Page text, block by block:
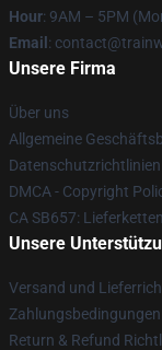
Hour: 9AM – 5PM
Email :
Unsere Firma
Über uns
Allgemeine
Datenschutzrichtlinien
DMCA - Copyright
CA SB657:
Unsere
Versand und
Zahlungsbedingungen
Return & Refund